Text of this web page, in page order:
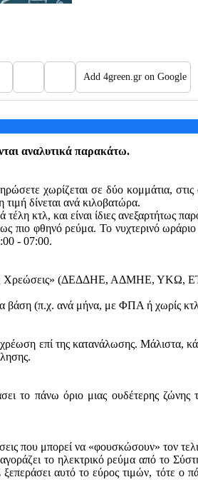
Add 4green.gr on Google
αναλυτικά παρακάτω.
χωρίζεται σε δύο κομμάτια, στις
τιμή δίνεται ανά κιλοβατώρα.
κτλ, και είναι ίδιες ανεξαρτήτως
πιο φθηνό ρεύμα. Το νυχτερινό
- 07:00.
Χρεώσεις» (ΔΕΔΔΗΕ, ΑΔΜΗΕ, ΥΚΩ,
βάση (π.χ. ανά μήνα, με ΦΠΑ ή χωρίς
επί της κατανάλωσης. Μάλιστα,
το πάνω όριο μιας ουδέτερης ζώνης
που μπορεί να «φουσκώσουν» τον
το ηλεκτρικό ρεύμα από το
αυτό το εύρος τιμών, τότε ο